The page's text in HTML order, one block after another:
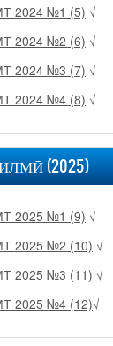
2024 №1 (5) √
2024 №2 (6) √
2024 №3 (7) √
2024 №4 (8) √
(2025)
2025 №1 (9) √
2025 №2 (10) √
2025 №3 (11) √
2025 №4 (12)√